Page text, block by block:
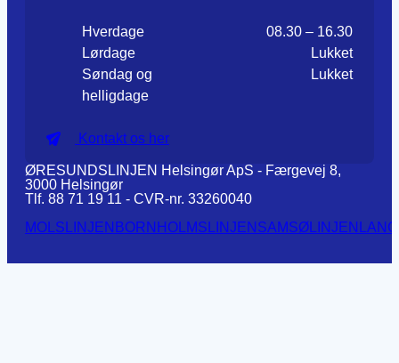
Hverdage
08.30 – 16.30
Lørdage
Lukket
Søndag og
helligdage
Lukket
Kontakt os her
ØRESUNDSLINJEN Helsingør ApS - Færgevej 8,
3000 Helsingør
Tlf. 88 71 19 11 - CVR-nr. 33260040
MOLSLINJEN BORNHOLMSLINJEN SAMSØLINJEN